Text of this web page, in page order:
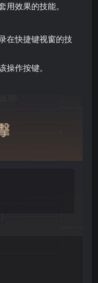
效果的技能。
在快捷键视窗的技
作按键。